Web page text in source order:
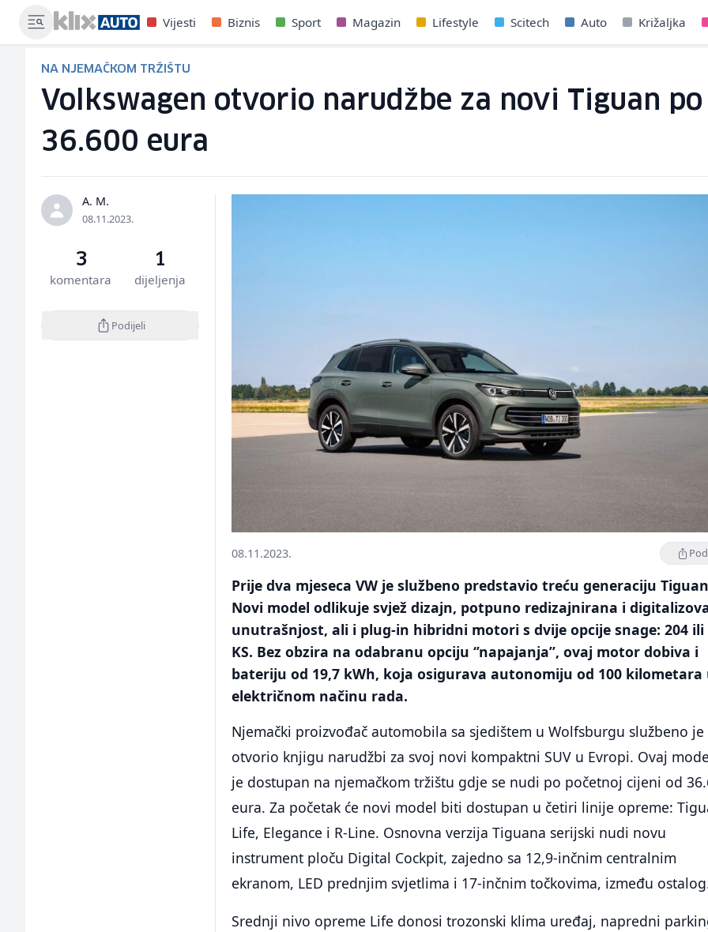
Vijesti Biznis Sport Magazin Lifestyle Scitech Auto Križaljka
NA NJEMAČKOM TRŽIŠTU
Volkswagen otvorio narudžbe za novi Tiguan
36.600 eura
A. M.
08.11.2023.
3
komentara
1
dijeljenja
Podijeli
08.11.2023.
Prije dva mjeseca VW je službeno predstavio treću generaciju
Novi model odlikuje svjež dizajn, potpuno redizajnirana i
unutrašnjost, ali i plug-in hibridni motori s dvije opcije snage: 204 ili
KS. Bez obzira na odabranu opciju ‘’napajanja’’, ovaj motor dobiva i
bateriju od 19,7 kWh, koja osigurava autonomiju od 100 kilometara
električnom načinu rada.
Njemački proizvođač automobila sa sjedištem u Wolfsburgu službeno je
otvorio knjigu narudžbi za svoj novi kompaktni SUV u Evropi. Ovaj
je dostupan na njemačkom tržištu gdje se nudi po početnoj cijeni od
eura. Za početak će novi model biti dostupan u četiri linije opreme:
Life, Elegance i R-Line. Osnovna verzija Tiguana serijski nudi novu
instrument ploču Digital Cockpit, zajedno sa 12,9-inčnim centralnim
ekranom, LED prednjim svjetlima i 17-inčnim točkovima, između
Srednji nivo opreme Life donosi trozonski klima uređaj, napredni